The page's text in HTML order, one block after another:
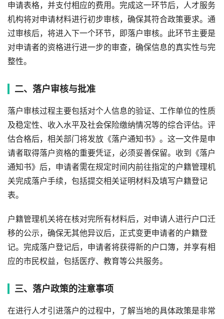
申请表格，并支付相应的费用。完成这一环节后，人才服务
机构将对申请材料进行初步审核，确保其符合政策要求。通
过审核后，将进入下一个环节，即落户审核。此环节主要是
对申请者的资格进行进一步的审查，确保信息的真实性与完
整性。
二、落户审核与批准
落户审核过程主要包括对个人信息的验证、工作单位的性质
及稳定性、收入水平及社会保险缴纳情况等的综合评估。评
估合格后，相关部门将发放《落户通知书》。这一文件是申
请者取得落户资格的重要凭证，必须妥善保留。收到《落户
通知书》后，申请者需在规定时间内前往指定的户籍管理机
关完成落户手续，包括提交相关证明材料及填写户籍登记
表。
户籍管理机关将在核对完所有材料后，对申请人进行户口迁
移的公示，确保无其他异议后，正式变更申请者的户籍登
记。完成落户登记后，申请者将获得新的户口簿，并享有相
应的市民权益，包括医疗、教育等公共服务。
三、落户政策的注意事项
在进行人才引进落户的过程中，了解当地的具体政策是非常